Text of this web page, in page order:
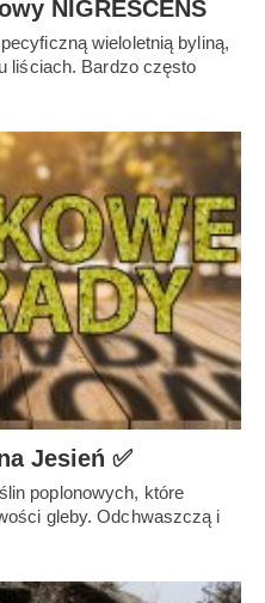
NIGRESCENS
wieloletnią byliną,
liściach. Bardzo często
Jesień ✅
poplonowych, które
gleby. Odchwaszczą i